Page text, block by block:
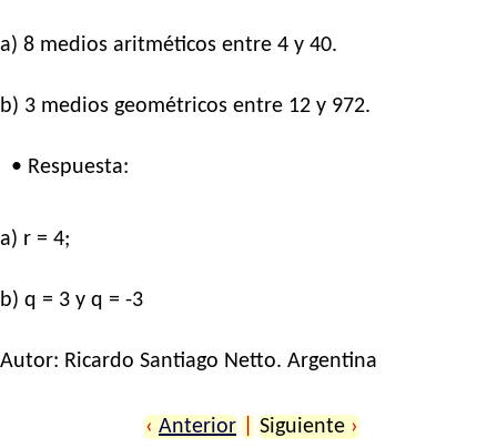
a) 8 medios aritméticos entre 4 y 40.
b) 3 medios geométricos entre 12 y 972.
• Respuesta:
a) r = 4;
b) q = 3 y q = -3
Autor: Ricardo Santiago Netto. Argentina
‹ Anterior Siguiente ›